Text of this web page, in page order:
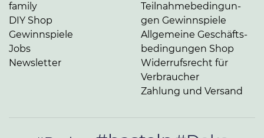
family
DIY Shop
Gewinnspiele
Jobs
Newsletter
Teil­nah­me­be­din­gun­
gen Gewinnspiele
Allgemeine Ge­schäfts­
be­din­gun­gen Shop
Widerrufsrecht für
Verbraucher
Zahlung und Versand